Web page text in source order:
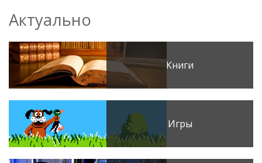
Актуально
Книги
Игры